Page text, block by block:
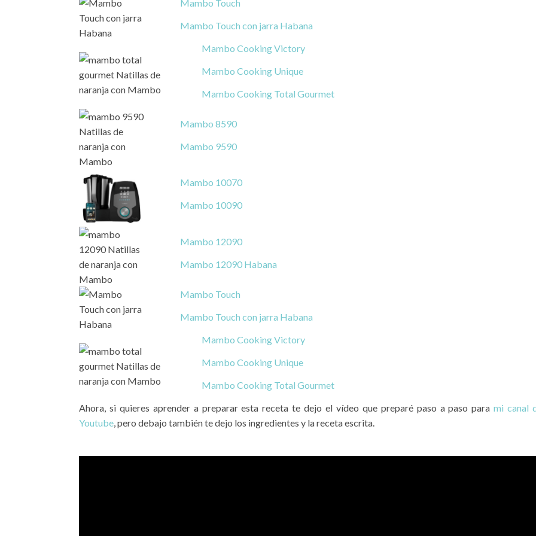
Mambo Touch
Mambo Touch con jarra Habana
Mambo Cooking Victory
Mambo Cooking Unique
Mambo Cooking Total Gourmet
Mambo 8590
Mambo 9590
Mambo 10070
Mambo 10090
Mambo 12090
Mambo 12090 Habana
Mambo Touch
Mambo Touch con jarra Habana
Mambo Cooking Victory
Mambo Cooking Unique
Mambo Cooking Total Gourmet
Ahora, si quieres aprender a preparar esta receta te dejo el vídeo que preparé paso a paso parami canal
Youtube, pero debajo también te dejo los ingredientes y la receta escrita.